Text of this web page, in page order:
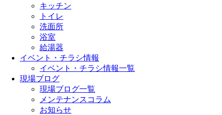
キッチン
トイレ
洗面所
浴室
給湯器
イベント・チラシ情報
イベント・チラシ情報一覧
現場ブログ
現場ブログ一覧
メンテナンスコラム
お知らせ